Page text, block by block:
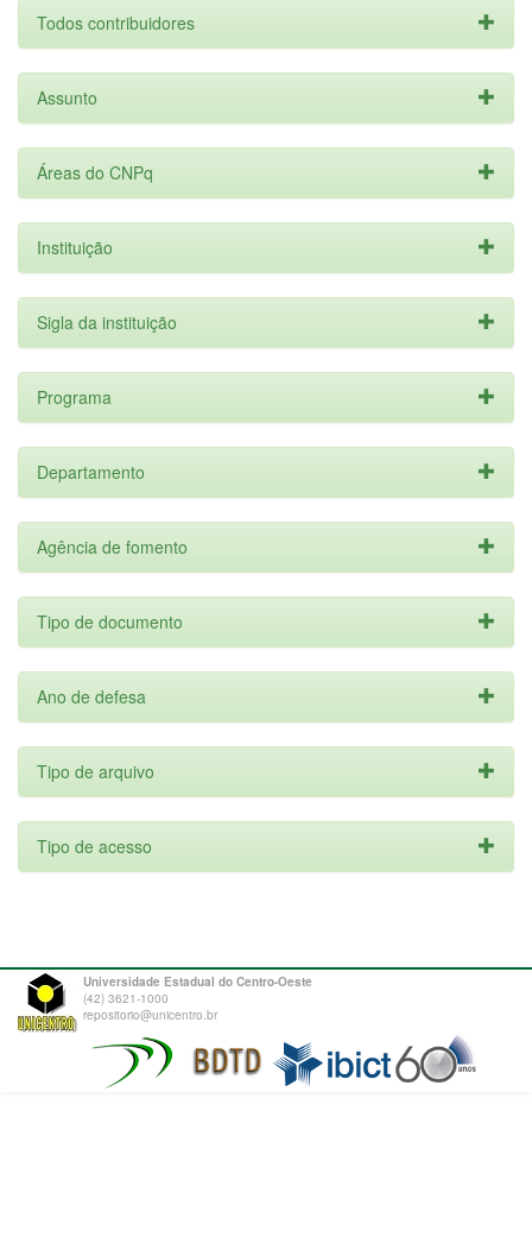
Todos contribuidores
Assunto
Áreas do CNPq
Instituição
Sigla da instituição
Programa
Departamento
Agência de fomento
Tipo de documento
Ano de defesa
Tipo de arquivo
Tipo de acesso
Universidade Estadual do Centro-Oeste
(42) 3621-1000
repositorio@unicentro.br